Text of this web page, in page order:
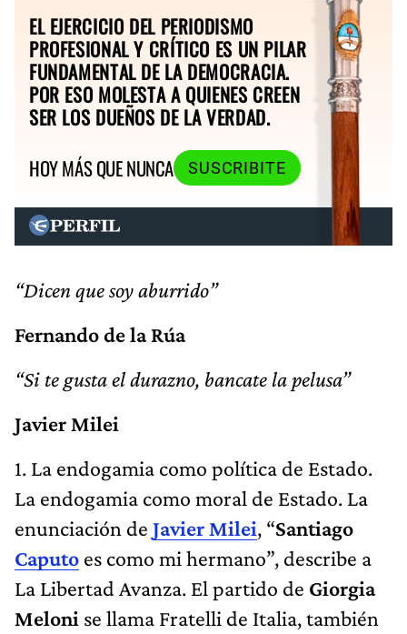
EL EJERCICIO DEL PERIODISMO
PROFESIONAL Y CRÍTICO ES UN PILAR
FUNDAMENTAL DE LA DEMOCRACIA.
POR ESO MOLESTA A QUIENES CREEN
SER LOS DUEÑOS DE LA VERDAD.
HOY MÁS QUE NUNCA
SUSCRIBITE
“Dicen que soy aburrido”
Fernando de la Rúa
“Si te gusta el durazno, bancate la pelusa”
Javier Milei
1. La endogamia como política de Estado.
La endogamia como moral de Estado. La
enunciación de Javier Milei, “Santiago
Caputo es como mi hermano”, describe a
La Libertad Avanza. El partido de Giorgia
Meloni se llama Fratelli de Italia, también